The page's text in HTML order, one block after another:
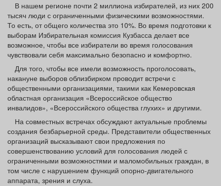
Товары Поздравления Погода
ТВ программа Я - пенсионер
В нашем регионе почти 2 миллиона избирателей, из них 200
тысяч люди с ограниченными физическими возможностями.
То есть, от общего количества это 10%. Во время подготовки к
выборам Избирательная комиссия Кузбасса делает все
возможное, чтобы все избиратели во время голосования
чувствовали себя максимально безопасно и комфортно.
Для того, чтобы все имели возможность проголосовать,
накануне выборов облизбирком проводит встречи с
общественными организациями, такими как Кемеровская
областная организация «Всероссийское общество
инвалидов», «Всероссийского общества глухих» и другими.
На совместных встречах обсуждают актуальные проблемы
создания безбарьерной среды. Представители общественных
организаций высказывают свои предложения по
совершенствованию условий для голосования людей с
ограниченными возможностями и маломобильных граждан, в
том числе с нарушением функций опорно-двигательного
аппарата, зрения и слуха.